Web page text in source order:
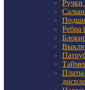
Ручки
Ребра
Платы